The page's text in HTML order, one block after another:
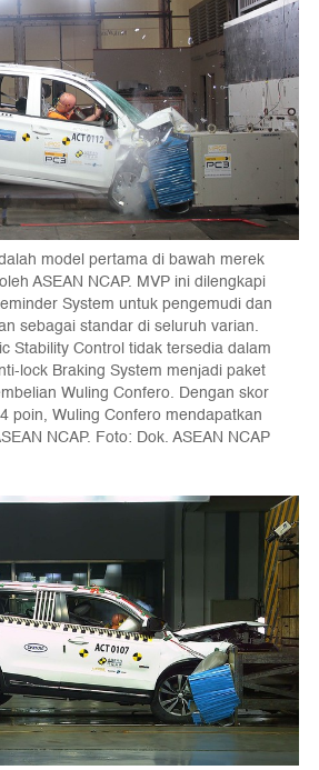
model pertama di bawah merek
ASEAN NCAP. MVP ini dilengkapi
System untuk pengemudi dan
sebagai standar di seluruh varian.
Stability Control tidak tersedia dalam
lock Braking System menjadi paket
Wuling Confero. Dengan skor
poin, Wuling Confero mendapatkan
NCAP. Foto: Dok. ASEAN NCAP